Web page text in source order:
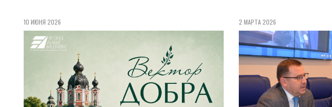
10 ИЮНЯ 2026 2 МАРТА 2026